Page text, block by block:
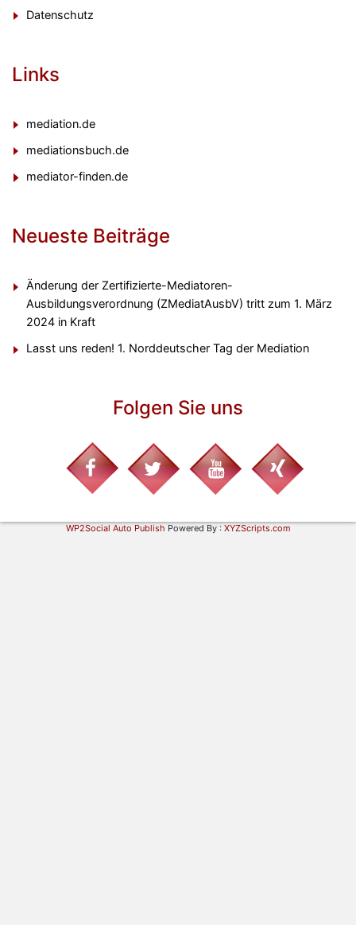
Datenschutz
Links
mediation.de
mediationsbuch.de
mediator-finden.de
Neueste Beiträge
Änderung der Zertifizierte-Mediatoren-
Ausbildungsverordnung (ZMediatAusbV) tritt zum 1. März
2024 in Kraft
Lasst uns reden! 1. Norddeutscher Tag der Mediation
Folgen Sie uns
WP2Social Auto Publish Powered By : XYZScripts.com